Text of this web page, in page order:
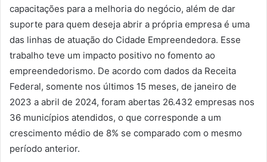
capacitações para a melhoria do negócio, além de dar
suporte para quem deseja abrir a própria empresa é uma
das linhas de atuação do Cidade Empreendedora. Esse
trabalho teve um impacto positivo no fomento ao
empreendedorismo. De acordo com dados da Receita
Federal, somente nos últimos 15 meses, de janeiro de
2023 a abril de 2024, foram abertas 26.432 empresas nos
36 municípios atendidos, o que corresponde a um
crescimento médio de 8% se comparado com o mesmo
período anterior.